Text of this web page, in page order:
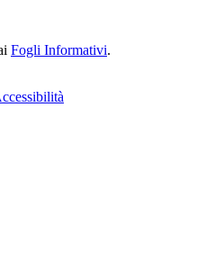
Fogli Informativi.